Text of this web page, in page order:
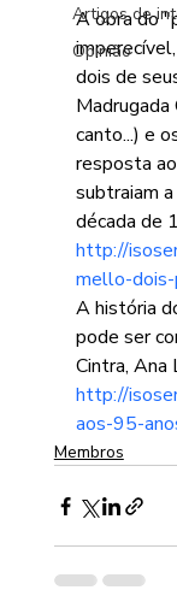
Artigos de
Opinião
A obra do
dois de
Madrugada
canto...) e
resposta
subtraiam
década de
http://
mello-
A história
pode ser
Cintra, Ana
http://
aos-95-
Membros